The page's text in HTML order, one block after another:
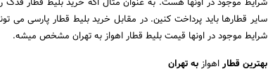
سایر قطارها باید پرداخت کنین. در مقابل خرید بلیط قطار پارسی می
شرایط موجود در اونها قیمت بلیط قطار اهواز به تهران مشخص میشه.
بهترین قطاراهوازبه تهران